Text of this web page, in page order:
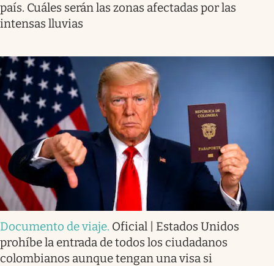
país. Cuáles serán las zonas afectadas por las
intensas lluvias
Documento de viaje. Oficial | Estados Unidos
prohíbe la entrada de todos los ciudadanos
colombianos aunque tengan una visa si